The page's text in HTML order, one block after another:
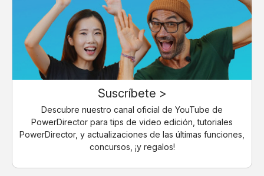
Suscríbete >
Descubre nuestro canal oficial de YouTube de
PowerDirector para tips de video edición, tutoriales
PowerDirector, y actualizaciones de las últimas funciones,
concursos, ¡y regalos!